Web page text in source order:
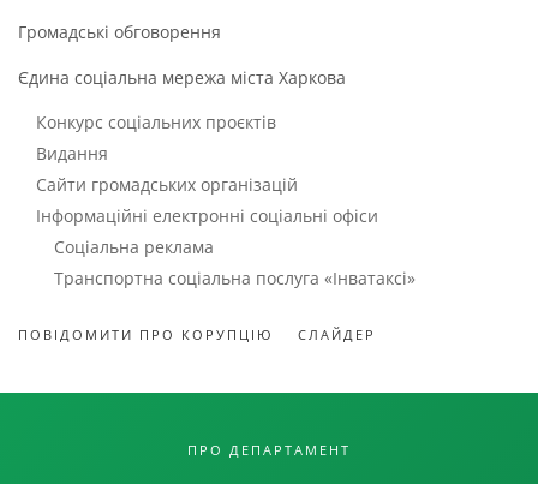
Громадські обговорення
Єдина соціальна мережа міста Харкова
Конкурс соціальних проєктів
Видання
Сайти громадських організацій
Інформаційні електронні соціальні офіси
Соціальна реклама
Транспортна соціальна послуга «Інватаксі»
ПОВІДОМИТИ ПРО КОРУПЦІЮ СЛАЙДЕР
ПРО ДЕПАРТАМЕНТ